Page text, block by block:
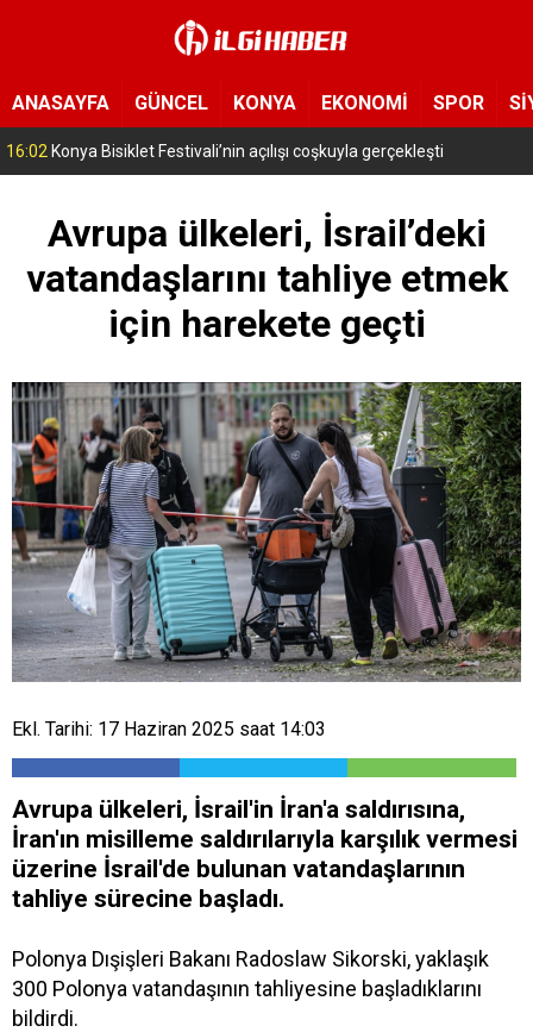
ANASAYFA GÜNCEL KONYA EKONOMİ SPOR
15:11 Konya’da zabıta ve polis sahada! Toplu taşıma araçları tek tek denetleniyor
Avrupa ülkeleri, İsrail’deki
vatandaşlarını tahliye etmek
için harekete geçti
Ekl. Tarihi: 17 Haziran 2025 saat 14:03
Avrupa ülkeleri, İsrail'in İran'a saldırısına,
İran'ın misilleme saldırılarıyla karşılık vermesi
üzerine İsrail'de bulunan vatandaşlarının
tahliye sürecine başladı.
Polonya Dışişleri Bakanı Radoslaw Sikorski, yaklaşık
300 Polonya vatandaşının tahliyesine başladıklarını
bildirdi.